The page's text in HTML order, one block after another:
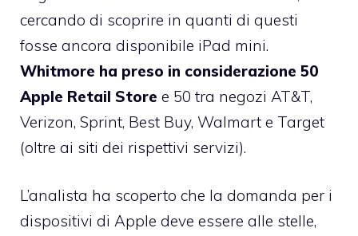
cercando di scoprire in quanti di questi
fosse ancora disponibile iPad mini.
Whitmore ha preso in considerazione 50
Apple Retail Store e 50 tra negozi AT&T,
Verizon, Sprint, Best Buy, Walmart e Target
(oltre ai siti dei rispettivi servizi).
L’analista ha scoperto che la domanda per i
dispositivi di Apple deve essere alle stelle,